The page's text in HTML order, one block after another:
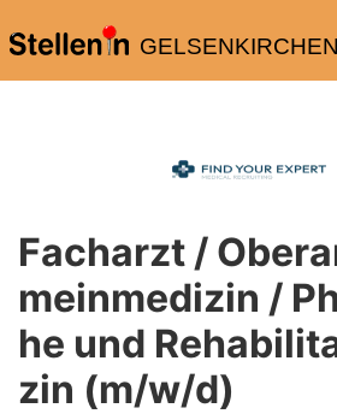
GELSENKIRCHEN
Facharzt /
meinmedizin /
he und
zin (m/w/d)